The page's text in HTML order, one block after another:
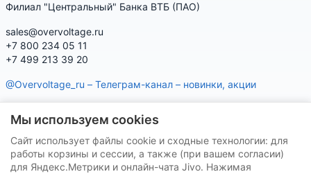
Филиал "Центральный" Банка ВТБ (ПАО)
sales@overvoltage.ru
+7 800 234 05 11
+7 499 213 39 20
@Overvoltage_ru – Телеграм-канал – новинки, акции
характеристики, наличие, подбор
Нашу продукцию Вы можете приобрести на маркетплейсах
Мы используем cookies
Сайт использует файлы cookie и сходные технологии: для
работы корзины и сессии, а также (при вашем согласии)
для Яндекс.Метрики и онлайн-чата Jivo. Нажимая